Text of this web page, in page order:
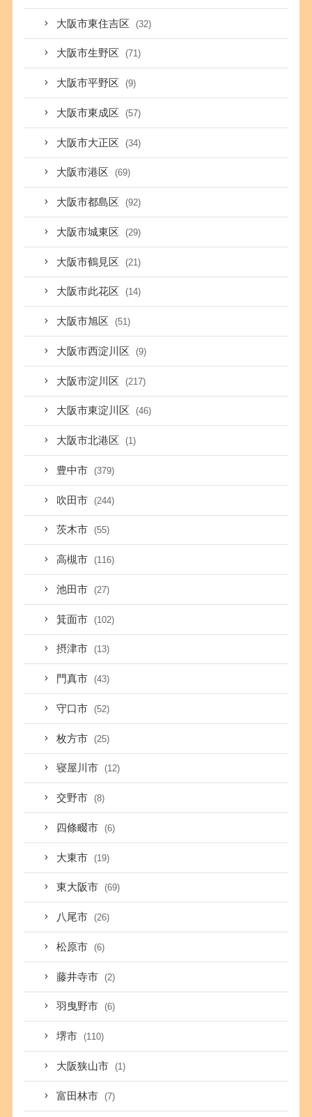
大阪市東住吉区 (32)
大阪市生野区 (71)
大阪市平野区 (9)
大阪市東成区 (57)
大阪市大正区 (34)
大阪市港区 (69)
大阪市都島区 (92)
大阪市城東区 (29)
大阪市鶴見区 (21)
大阪市此花区 (14)
大阪市旭区 (51)
大阪市西淀川区 (9)
大阪市淀川区 (217)
大阪市東淀川区 (46)
大阪市北港区 (1)
豊中市 (379)
吹田市 (244)
茨木市 (55)
高槻市 (116)
池田市 (27)
箕面市 (102)
摂津市 (13)
門真市 (43)
守口市 (52)
枚方市 (25)
寝屋川市 (12)
交野市 (8)
四條畷市 (6)
大東市 (19)
東大阪市 (69)
八尾市 (26)
松原市 (6)
藤井寺市 (2)
羽曳野市 (6)
堺市 (110)
大阪狭山市 (1)
富田林市 (7)